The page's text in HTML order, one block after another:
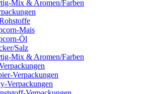
Mix & Aromen/Farben
Mais
Öl
Salz
Mix & Aromen/Farben
Verpackungen
Verpackungen